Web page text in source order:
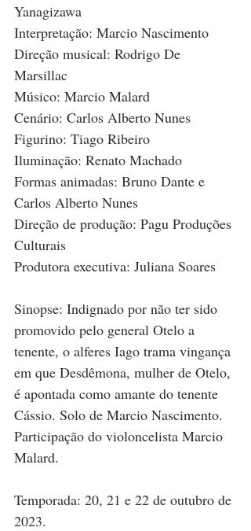
Yanagizawa
Interpretação: Marcio Nascimento
Direção musical: Rodrigo De
Marsillac
Músico: Marcio Malard
Cenário: Carlos Alberto Nunes
Figurino: Tiago Ribeiro
Iluminação: Renato Machado
Formas animadas: Bruno Dante e
Carlos Alberto Nunes
Direção de produção: Pagu Produções
Culturais
Produtora executiva: Juliana Soares
Sinopse: Indignado por não ter sido
promovido pelo general Otelo a
tenente, o alferes Iago trama vingança
em que Desdêmona, mulher de Otelo,
é apontada como amante do tenente
Cássio. Solo de Marcio Nascimento.
Participação do violoncelista Marcio
Malard.
Temporada: 20, 21 e 22 de outubro de
2023.